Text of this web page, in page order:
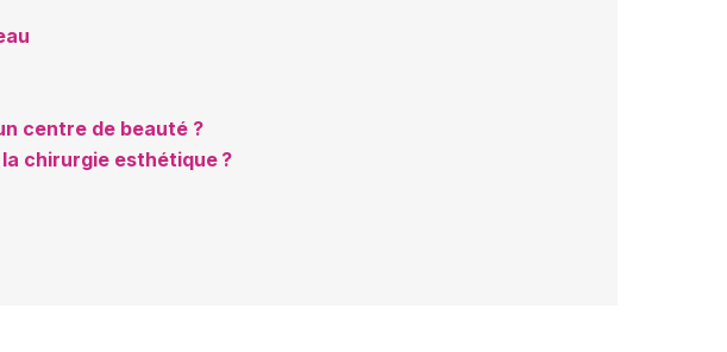
centre de beauté ?
chirurgie esthétique ?